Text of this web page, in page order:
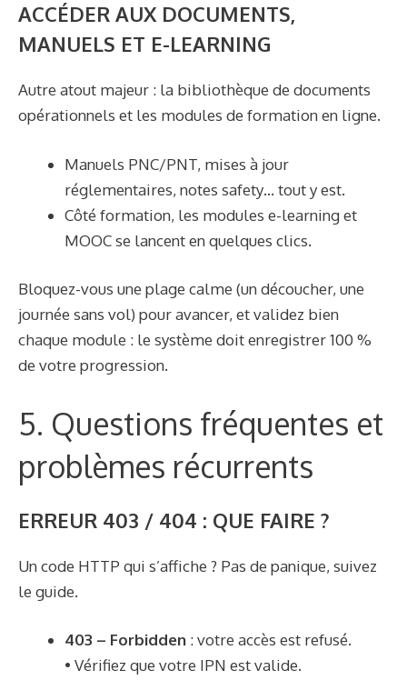
ACCÉDER AUX DOCUMENTS,
MANUELS ET E-LEARNING
Autre atout majeur : la bibliothèque de documents
opérationnels et les modules de formation en ligne.
Manuels PNC/PNT, mises à jour
réglementaires, notes safety… tout y est.
Côté formation, les modules e-learning et
MOOC se lancent en quelques clics.
Bloquez-vous une plage calme (un découcher, une
journée sans vol) pour avancer, et validez bien
chaque module : le système doit enregistrer 100 %
de votre progression.
5. Questions fréquentes et
problèmes récurrents
ERREUR 403 / 404 : QUE FAIRE ?
Un code HTTP qui s’affiche ? Pas de panique, suivez
le guide.
403 – Forbidden : votre accès est refusé.
• Vérifiez que votre IPN est valide.